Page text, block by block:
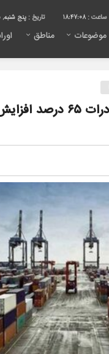
18:47:09 تاریخ : پنج شنبه, ۱۵ مرداد , ۱۴۰۵
موضوعات مناطق
تراز تجاری ایران در